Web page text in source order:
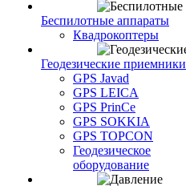
Беспилотные аппараты
Квадрокоптеры
Геодезические приемники
GPS Javad
GPS LEICA
GPS PrinCe
GPS SOKKIA
GPS TOPCON
Геодезическое
оборудование